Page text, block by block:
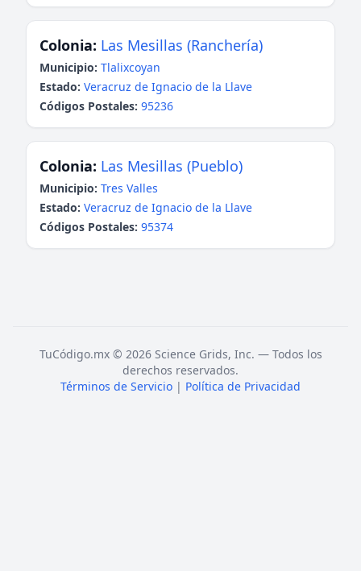
Colonia: Las Mesillas (Ranchería)
Municipio: Tlalixcoyan
Estado: Veracruz de Ignacio de la Llave
Códigos Postales: 95236
Colonia: Las Mesillas (Pueblo)
Municipio: Tres Valles
Estado: Veracruz de Ignacio de la Llave
Códigos Postales: 95374
TuCódigo.mx © 2026 Science Grids, Inc. — Todos los
derechos reservados.
Términos de Servicio | Política de Privacidad